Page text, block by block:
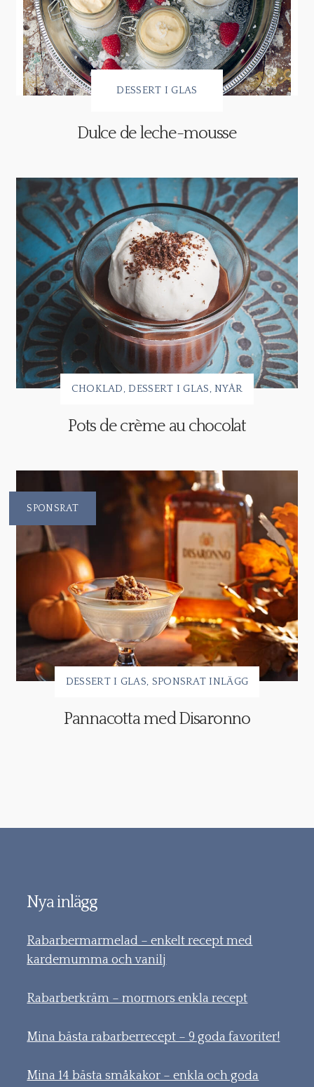
DESSERT I GLAS
Dulce de leche-mousse
CHOKLAD DESSERT I GLAS NYÅR
Pots de crème au chocolat
SPONSRAT
DESSERT I GLAS SPONSRAT INLÄGG
Pannacotta med Disaronno
Nya inlägg
Rabarbermarmelad – enkelt recept med
kardemumma och vanilj
Rabarberkräm – mormors enkla recept
Mina bästa rabarberrecept – 9 goda favoriter!
Mina 14 bästa småkakor – enkla och goda